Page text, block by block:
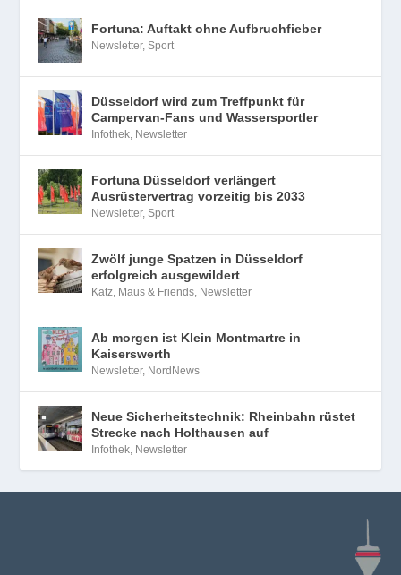
Fortuna: Auftakt ohne Aufbruchfieber
Newsletter,Sport
Düsseldorf wird zum Treffpunkt für
Campervan-Fans und Wassersportler
Infothek Newsletter
Fortuna Düsseldorf verlängert
Ausrüstervertrag vorzeitig bis 2033
Newsletter,Sport
Zwölf junge Spatzen in Düsseldorf
erfolgreich ausgewildert
Katz, Maus & Friends Newsletter
Ab morgen ist Klein Montmartre in
Kaiserswerth
Newsletter, NordNews
Neue Sicherheitstechnik: Rheinbahn rüstet
Strecke nach Holthausen auf
Infothek Newsletter